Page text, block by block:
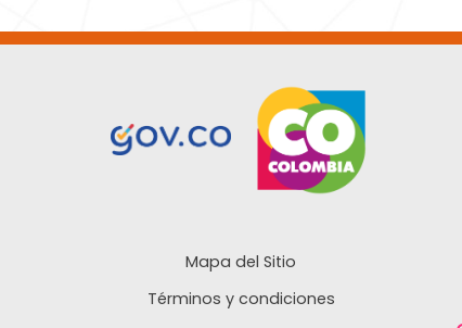
Mapa del Sitio
Términos y condiciones